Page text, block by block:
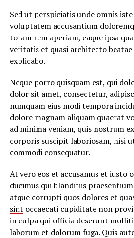
Sed ut perspiciatis unde omnis
voluptatem accusantium
totam rem aperiam, eaque ipsa
veritatis et quasi architecto
explicabo.
Neque porro quisquam est, qui
dolor sit amet, consectetur,
numquam eius modi tempora
dolore magnam aliquam quaerat
ad minima veniam, quis nostrum
corporis suscipit laboriosam, nisi
commodi consequatur.
At vero eos et accusamus et iusto
ducimus qui blanditiis
atque corrupti quos dolores et
sint occaecati cupiditate non
in culpa qui officia deserunt
laborum et dolorum fuga. Quis